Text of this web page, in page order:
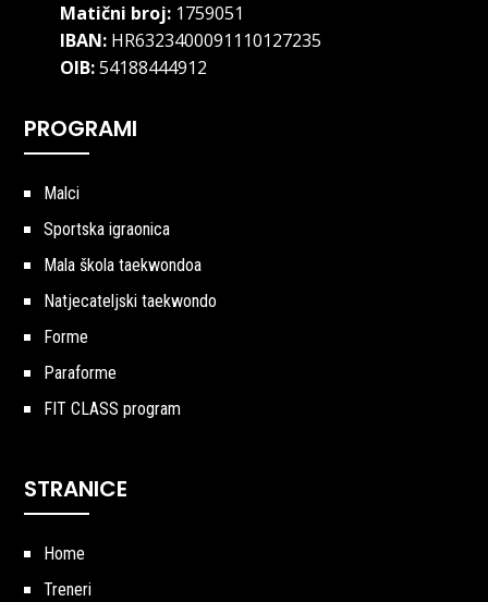
Matični broj:1759051
IBAN:HR6323400091110127235
OIB:54188444912
PROGRAMI
Malci
Sportska igraonica
Mala škola taekwondoa
Natjecateljski taekwondo
Forme
Paraforme
FIT CLASS program
STRANICE
Home
Treneri